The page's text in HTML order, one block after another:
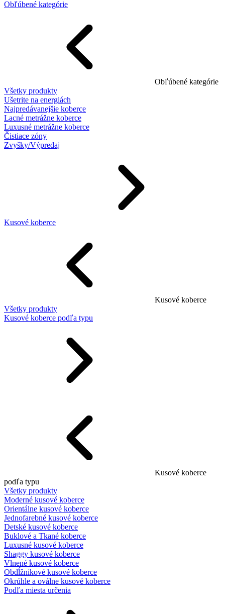
Obľúbené kategórie
Obľúbené kategórie
Všetky produkty
Ušetrite na energiách
Najpredávanejšie koberce
Lacné metrážne koberce
Luxusné metrážne koberce
Čistiace zóny
Zvyšky/Výpredaj
Kusové koberce
Kusové koberce
Všetky produkty
Kusové koberce podľa typu
Kusové koberce
podľa typu
Všetky produkty
Moderné kusové koberce
Orientálne kusové koberce
Jednofarebné kusové koberce
Detské kusové koberce
Buklové a Tkané koberce
Luxusné kusové koberce
Shaggy kusové koberce
Vlnené kusové koberce
Obdĺžnikové kusové koberce
Okrúhle a oválne kusové koberce
Podľa miesta určenia